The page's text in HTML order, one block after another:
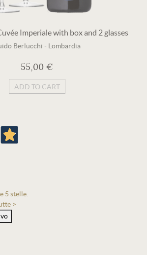
Imperiale with box and 2 glasses
Berlucchi - Lombardia
55,00 €
ADD TO CART
5 stelle.
>